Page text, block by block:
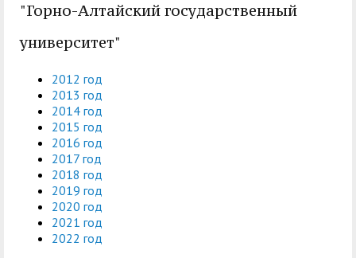
"Горно-Алтайский государственный
университет"
2012 год
2013 год
2014 год
2015 год
2016 год
2017 год
2018 год
2019 год
2020 год
2021 год
2022 год